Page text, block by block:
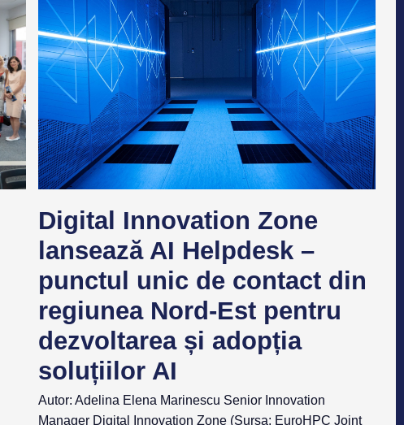
Digital Innovation Zone
lansează AI Helpdesk –
punctul unic de contact din
regiunea Nord-Est pentru
dezvoltarea și adopția
soluțiilor AI
Autor: Adelina Elena Marinescu Senior Innovation
Manager Digital Innovation Zone (Sursa: EuroHPC Joint